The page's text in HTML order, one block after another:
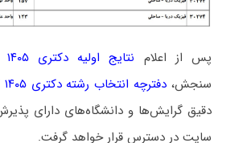
پس از اعلام نتایج اولیه دکتری ۱۴۰۵
سنجش، دفترچه انتخاب رشته دکتری ۱۴۰۵
دقیق گرایش‌ها و دانشگاه‌های دارای
سایت در دسترس قرار خواهد گرفت.